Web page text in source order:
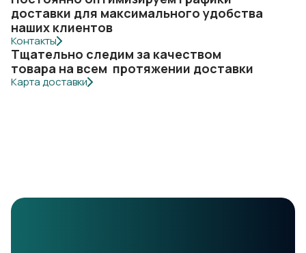
доставки для максимального удобства
наших клиентов
Контакты
Тщательно следим за качеством
товара на всем протяжении доставки
Карта доставки